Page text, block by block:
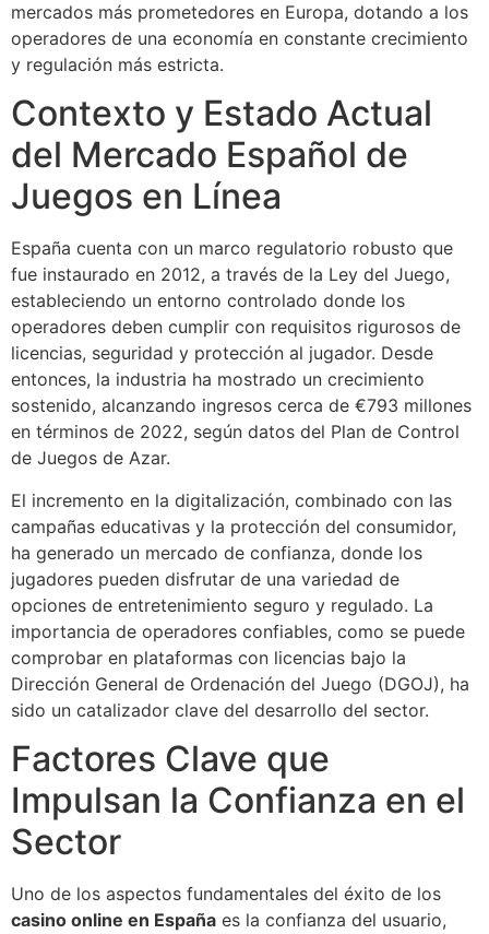
mercados más prometedores en Europa, dotando a los
operadores de una economía en constante crecimiento
y regulación más estricta.
Contexto y Estado Actual
del Mercado Español de
Juegos en Línea
España cuenta con un marco regulatorio robusto que
fue instaurado en 2012, a través de la Ley del Juego,
estableciendo un entorno controlado donde los
operadores deben cumplir con requisitos rigurosos de
licencias, seguridad y protección al jugador. Desde
entonces, la industria ha mostrado un crecimiento
sostenido, alcanzando ingresos cerca de €793 millones
en términos de 2022, según datos del Plan de Control
de Juegos de Azar.
El incremento en la digitalización, combinado con las
campañas educativas y la protección del consumidor,
ha generado un mercado de confianza, donde los
jugadores pueden disfrutar de una variedad de
opciones de entretenimiento seguro y regulado. La
importancia de operadores confiables, como se puede
comprobar en plataformas con licencias bajo la
Dirección General de Ordenación del Juego (DGOJ), ha
sido un catalizador clave del desarrollo del sector.
Factores Clave que
Impulsan la Confianza en el
Sector
Uno de los aspectos fundamentales del éxito de los
casino online en España es la confianza del usuario,